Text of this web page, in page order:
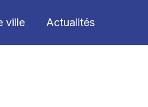
ville Actualités